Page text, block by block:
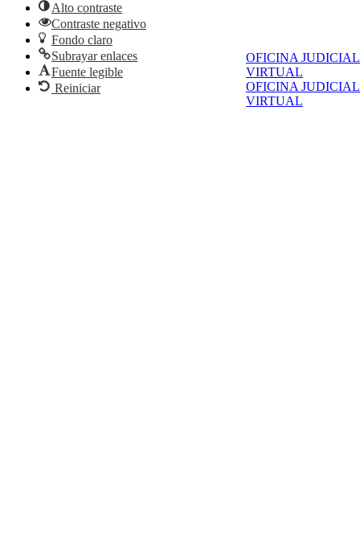
OFICINA JUDICIAL
VIRTUAL
OFICINA JUDICIAL
VIRTUAL
Alto contraste
Contraste negativo
Fondo claro
Subrayar enlaces
Fuente legible
Reiniciar